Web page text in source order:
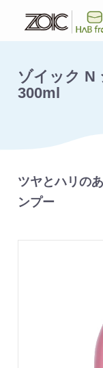
ゾイック N
300ml
ツヤとハリの
ンプー